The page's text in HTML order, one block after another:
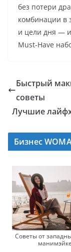
без потери
комбинации в
и цели дня —
Must-Have
Быстрый
советы
Лучшие
Бизнес
Советы от